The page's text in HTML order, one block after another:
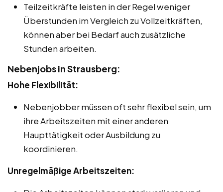
Teilzeitkräfte leisten in der Regel weniger
Überstunden im Vergleich zu Vollzeitkräften,
können aber bei Bedarf auch zusätzliche
Stunden arbeiten.
Nebenjobs in Strausberg:
Hohe Flexibilität:
Nebenjobber müssen oft sehr flexibel sein, um
ihre Arbeitszeiten mit einer anderen
Haupttätigkeit oder Ausbildung zu
koordinieren.
Unregelmäßige Arbeitszeiten: